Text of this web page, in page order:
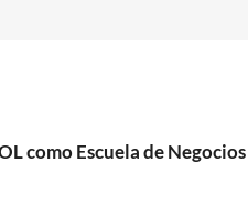
como Escuela de